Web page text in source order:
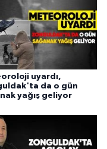
uyardı,
da o gün
yağış geliyor